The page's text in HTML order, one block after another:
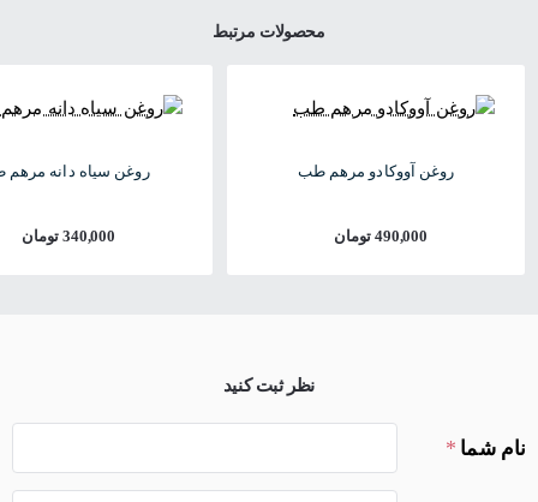
محصولات مرتبط
روغن آووکادو مرهم طب
490,000 تومان
روغن سیاه دانه
340,000 تومان
نظر ثبت کنید
نام شما